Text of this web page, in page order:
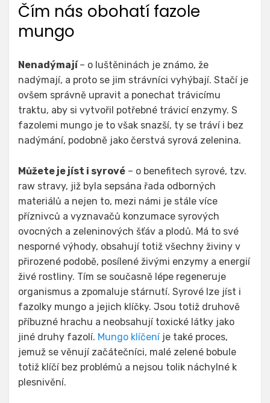
Čím nás obohatí fazole
mungo
Nenadýmají– o luštěninách je známo, že
nadýmají, a proto se jim strávníci vyhýbají. Stačí je
ovšem správně upravit a ponechat trávicímu
traktu, aby si vytvořil potřebné trávicí enzymy. S
fazolemi mungo je to však snazší, ty se tráví i bez
nadýmání, podobně jako čerstvá syrová zelenina.
Můžete je jíst i syrové – o benefitech syrové, tzv.
raw stravy, již byla sepsána řada odborných
materiálů a nejen to, mezi námi je stále více
příznivců a vyznavačů konzumace syrových
ovocných a zeleninových šťáv a plodů. Má to své
nesporné výhody, obsahují totiž všechny živiny v
přirozené podobě, posílené živými enzymy a energií
živé rostliny. Tím se současně lépe regeneruje
organismus a zpomaluje stárnutí. Syrové lze jíst i
fazolky mungo a jejich klíčky. Jsou totiž druhově
příbuzné hrachu a neobsahují toxické látky jako
jiné druhy fazolí. Mungo klíčeníje také proces,
jemuž se věnují začátečníci, malé zelené bobule
totiž klíčí bez problémů a nejsou tolik náchylné k
plesnivění.